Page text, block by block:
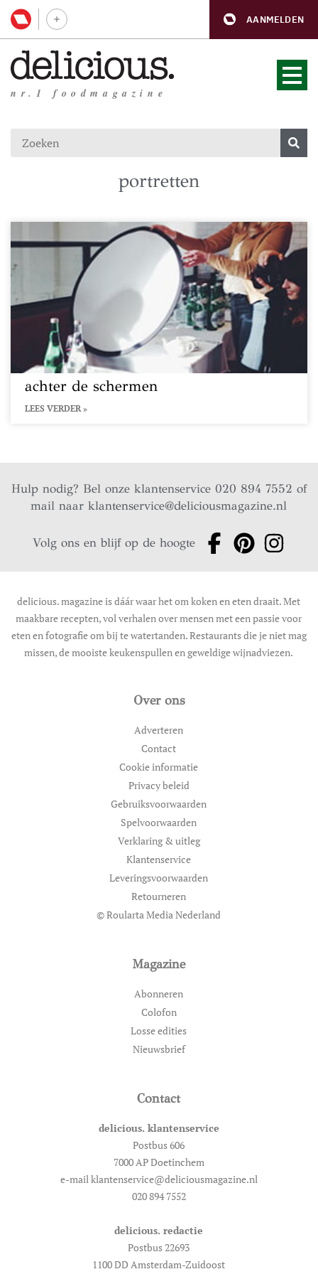
AANMELDEN
nr.1 foodmagazine
portretten
achter de schermen
LEES VERDER »
Hulp nodig? Bel onze klantenservice 020 894 7552 of
mail naarklantenservice@deliciousmagazine.nl
Volg ons en blijf op de hoogte
delicious. magazine is dáár waar het om koken en eten draait. Met
maakbare recepten, vol verhalen over mensen met een passie voor
eten en fotografie om bij te watertanden. Restaurants die je niet mag
missen, de mooiste keukenspullen en geweldige wijnadviezen.
Over ons
Adverteren
Contact
Cookie informatie
Privacy beleid
Gebruiksvoorwaarden
Spelvoorwaarden
Verklaring & uitleg
Klantenservice
Leveringsvoorwaarden
Retourneren
© Roularta Media Nederland
Magazine
Abonneren
Colofon
Losse edities
Nieuwsbrief
Contact
delicious. klantenservice
Postbus 606
7000 AP Doetinchem
e-mail klantenservice@deliciousmagazine.nl
020 894 7552
delicious. redactie
Postbus 22693
1100 DD Amsterdam-Zuidoost